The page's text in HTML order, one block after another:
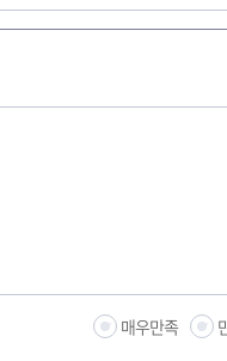
매우만족